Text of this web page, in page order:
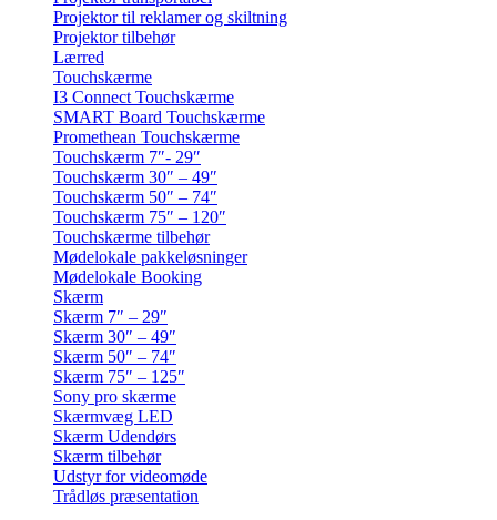
Projektor til reklamer og skiltning
Projektor tilbehør
Lærred
Touchskærme
I3 Connect Touchskærme
SMART Board Touchskærme
Promethean Touchskærme
Touchskærm 7″- 29″
Touchskærm 30″ – 49″
Touchskærm 50″ – 74″
Touchskærm 75″ – 120″
Touchskærme tilbehør
Mødelokale pakkeløsninger
Mødelokale Booking
Skærm
Skærm 7″ – 29″
Skærm 30″ – 49″
Skærm 50″ – 74″
Skærm 75″ – 125″
Sony pro skærme
Skærmvæg LED
Skærm Udendørs
Skærm tilbehør
Udstyr for videomøde
Trådløs præsentation